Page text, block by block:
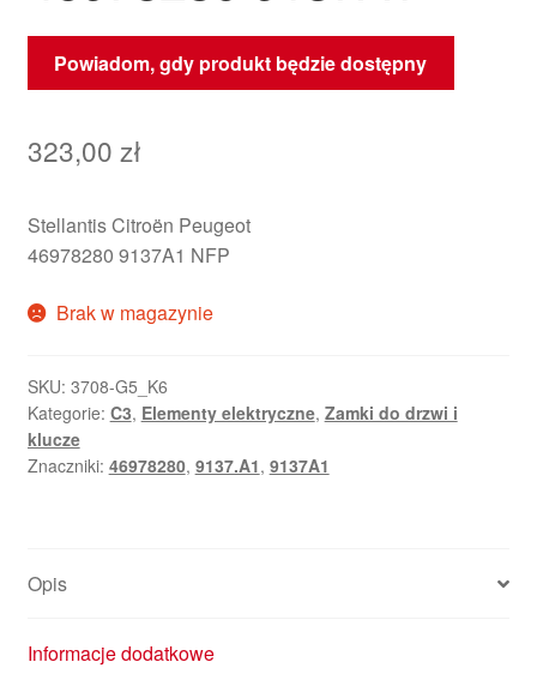
Powiadom, gdy produkt będzie dostępny
323,00 zł
Stellantis Citroën Peugeot
46978280 9137A1 NFP
Brak w magazynie
SKU: 3708-G5_K6
Kategorie: C3, Elementy elektryczne, Zamki do drzwi i
klucze
Znaczniki: 46978280, 9137.A1, 9137A1
Opis
Informacje dodatkowe